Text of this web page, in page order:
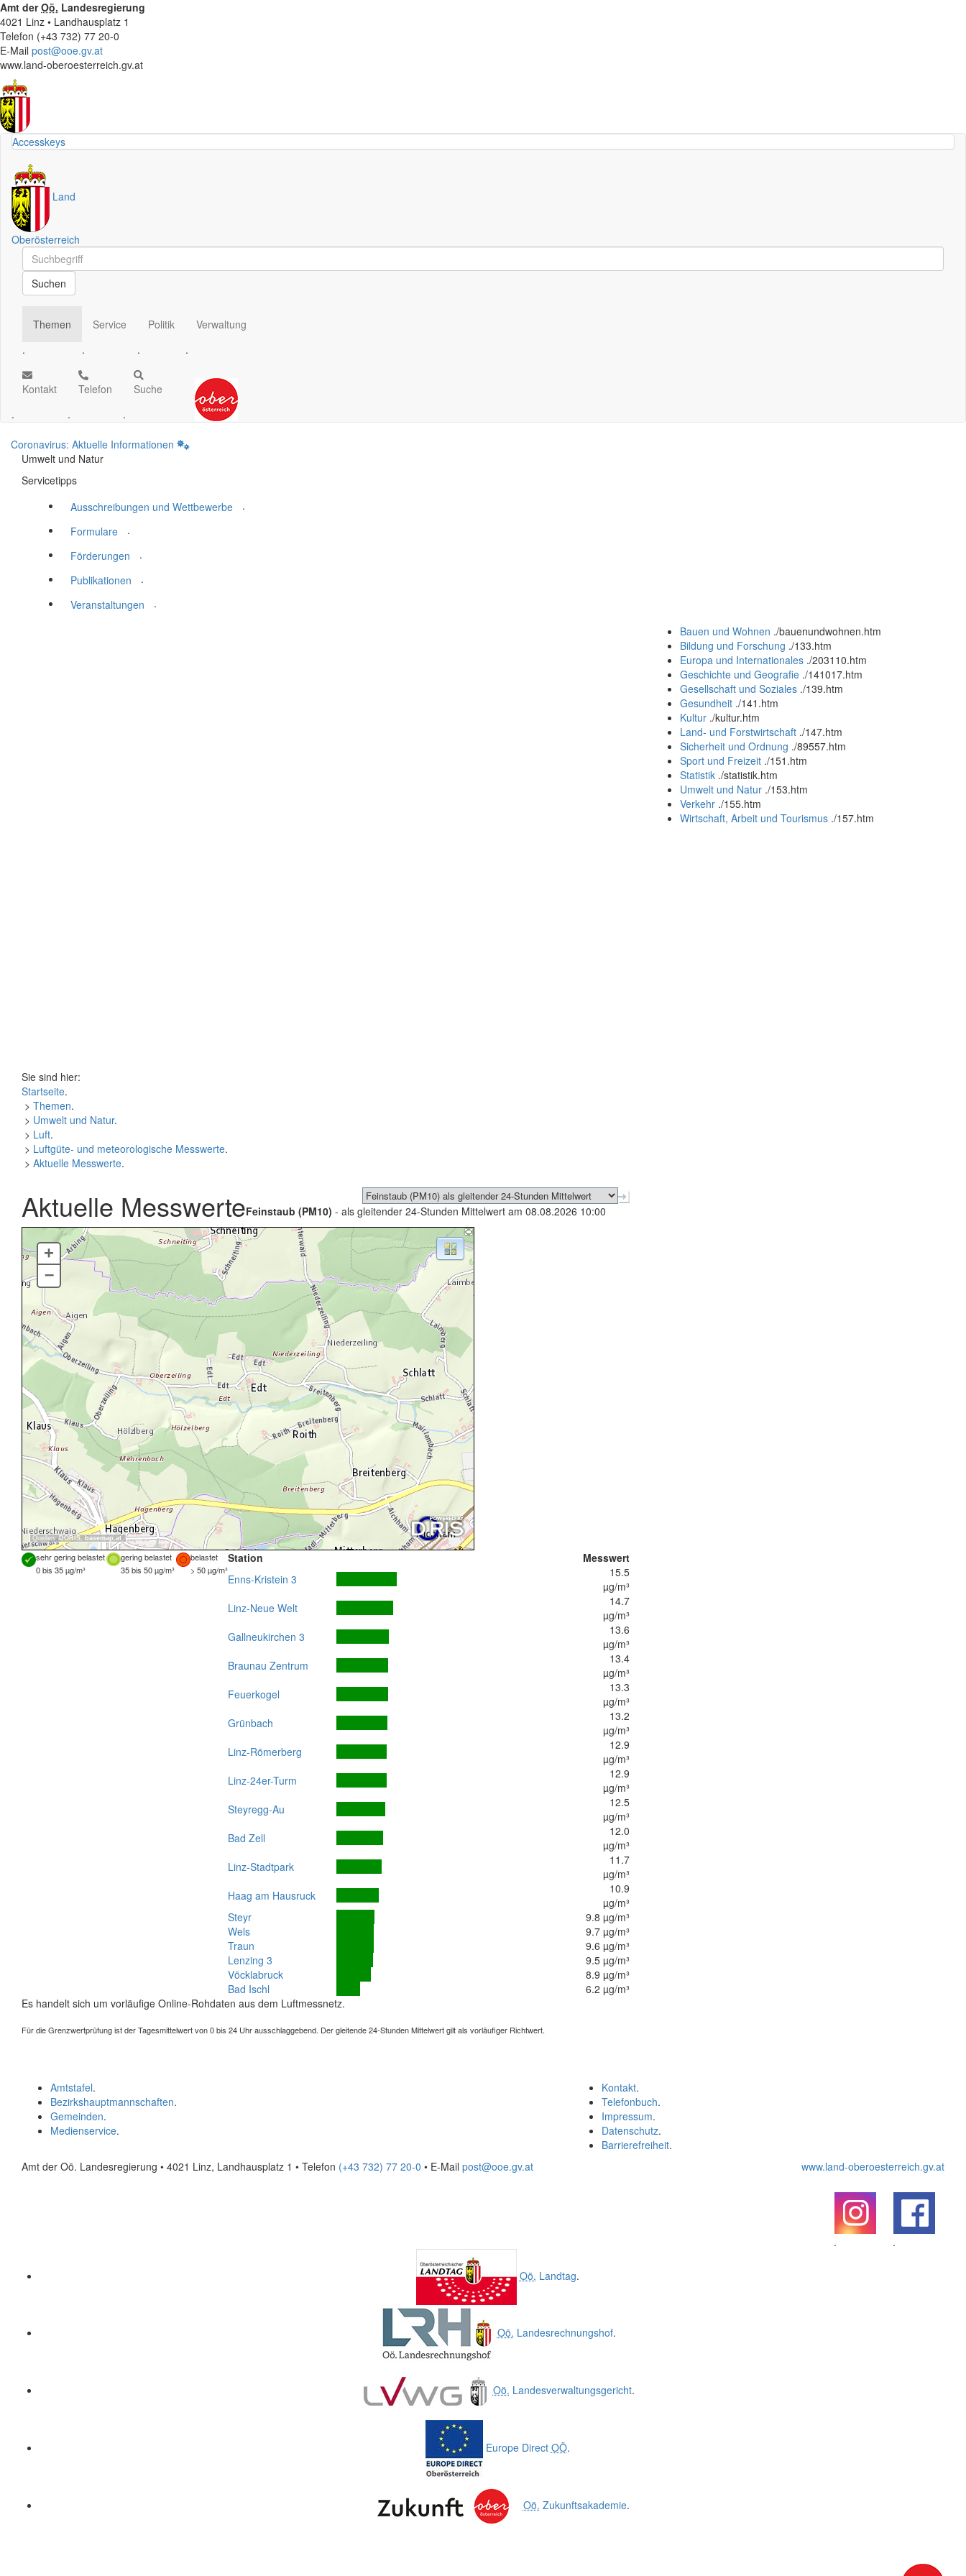
Amt derOö. Landesregierung
4021 Linz • Landhausplatz 1
Telefon (+43 732) 77 20-0
E-Mail post@ooe.gv.at
www.land-oberoesterreich.gv.at
Accesskeys
Land
Oberösterreich
Schnellsuche
Schnellsuche
Suchen
Themen
.
Service
.
Politik
.
Verwaltung
.
Kontakt
.
Telefon
.
Suche
.
Coronavirus: Aktuelle Informationen
Umwelt und Natur
Servicetipps
Ausschreibungen und Wettbewerbe
.
Formulare
.
Förderungen
.
Publikationen
.
Veranstaltungen
.
Bauen und Wohnen ./bauenundwohnen.htm
Bildung und Forschung ./133.htm
Europa und Internationales ./203110.htm
Geschichte und Geografie ./141017.htm
Gesellschaft und Soziales ./139.htm
Gesundheit ./141.htm
Kultur ./kultur.htm
Land- und Forstwirtschaft ./147.htm
Sicherheit und Ordnung ./89557.htm
Sport und Freizeit ./151.htm
Statistik ./statistik.htm
Umwelt und Natur ./153.htm
Verkehr ./155.htm
Wirtschaft, Arbeit und Tourismus ./157.htm
Sie sind hier:
Startseite.
> Themen.
> Umwelt und Natur.
> Luft.
> Luftgüte- und meteorologische Messwerte.
> Aktuelle Messwerte.
Aktuelle MesswerteFeinstaub (PM10) - als gleitender 24-Stunden Mittelwert am 08.08.2026 10:00
Quellen: DORIS,basemap.at
+
–
sehr gering belastet gering belastet
belastet
0 bis 35 µg/m³
35 bis 50 µg/m³ > 50 µg/m³
Station
Messwert
Enns-Kristein 3
15.5
µg/m³
Linz-Neue Welt
14.7
µg/m³
Gallneukirchen 3
13.6
µg/m³
Braunau Zentrum
13.4
µg/m³
Feuerkogel
13.3
µg/m³
Grünbach
13.2
µg/m³
Linz-Römerberg
12.9
µg/m³
Linz-24er-Turm
12.9
µg/m³
Steyregg-Au
12.5
µg/m³
Bad Zell
12.0
µg/m³
Linz-Stadtpark
11.7
µg/m³
Haag am Hausruck
10.9
µg/m³
Steyr
9.8 µg/m³
Wels
9.7 µg/m³
Traun
9.6 µg/m³
Lenzing 3
9.5 µg/m³
Vöcklabruck
8.9 µg/m³
Bad Ischl
6.2 µg/m³
Es handelt sich um vorläufige Online-Rohdaten aus dem Luftmessnetz.
Für die Grenzwertprüfung ist der Tagesmittelwert von 0 bis 24 Uhr ausschlaggebend. Der gleitende 24-Stunden Mittelwert gilt als vorläufiger Richtwert.
Kontakt.
Telefonbuch.
Impressum.
Datenschutz.
Barrierefreiheit.
Amtstafel.
Bezirkshauptmannschaften.
Gemeinden.
Medienservice.
Amt der Oö. Landesregierung • 4021 Linz, Landhausplatz 1 • Telefon (+43 732) 77 20-0 • E-Mail post@ooe.gv.at www.land-oberoesterreich.gv.at
.
.
Oö. Landtag.
Oö. Landesrechnungshof.
Oö. Landesverwaltungsgericht.
Europe Direct OÖ.
Oö. Zukunftsakademie.